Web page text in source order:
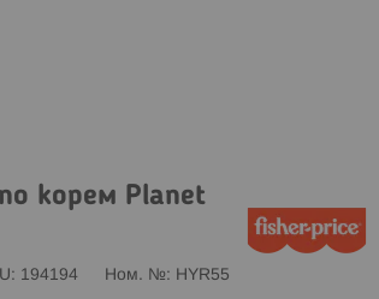
корем Planet
194194 Ном. № HYR55